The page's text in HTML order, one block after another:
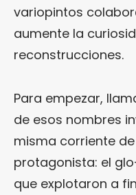
variopintos
aumente la
reconstrucciones.
Para empezar,
de esos nombres
misma corriente
protagonista: el
que explotaron a